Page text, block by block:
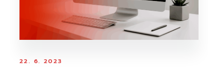
22. 6. 2023